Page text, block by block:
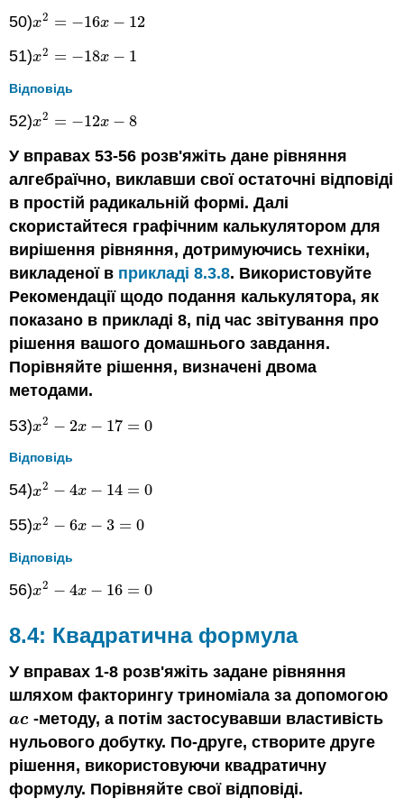
50)x2 = −16x − 12
x2 =− 16x−12
51)x2 = −18x − 1
x2 =− 18x−1
Відповідь
52)x2 = −12x − 8
x2 =− 12x−8
У вправах 53-56 розв'яжіть дане рівняння
алгебраїчно, виклавши свої остаточні відповіді
в простій радикальній формі. Далі
скористайтеся графічним калькулятором для
вирішення рівняння, дотримуючись техніки,
викладеної в прикладі 8.3.8. Використовуйте
Рекомендації щодо подання калькулятора, як
показано в прикладі 8, під час звітування про
рішення вашого домашнього завдання.
Порівняйте рішення, визначені двома
методами.
53)x2 − 2x − 17 = 0
x2 −2 x− 17 =0
Відповідь
54)x2 − 4x − 14 = 0
x2 −4 x− 14 =0
55)x2 − 6x − 3 = 0
x2 −6 x− 3= 0
Відповідь
56)x2 − 4x − 16 = 0
x2 −4 x− 16 =0
8.4: Квадратична формула
У вправах 1-8 розв'яжіть задане рівняння
шляхом факторингу триноміала за допомогою
ac
ac-методу, а потім застосувавши властивість
нульового добутку. По-друге, створите друге
рішення, використовуючи квадратичну
формулу. Порівняйте свої відповіді.